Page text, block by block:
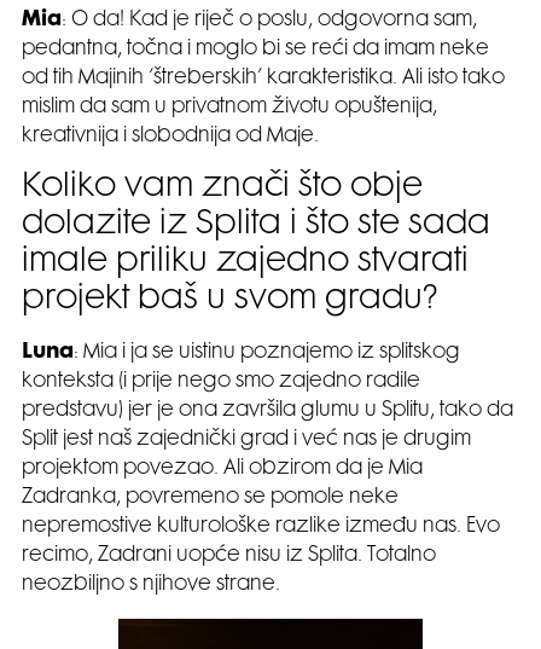
Mia: O da! Kad je riječ o poslu, odgovorna sam,
pedantna, točna i moglo bi se reći da imam neke
od tih Majinih ‘štreberskih’ karakteristika. Ali isto tako
mislim da sam u privatnom životu opuštenija,
kreativnija i slobodnija od Maje.
Koliko vam znači što obje
dolazite iz Splita i što ste sada
imale priliku zajedno stvarati
projekt baš u svom gradu?
Luna: Mia i ja se uistinu poznajemo iz splitskog
konteksta (i prije nego smo zajedno radile
predstavu) jer je ona završila glumu u Splitu, tako da
Split jest naš zajednički grad i već nas je drugim
projektom povezao. Ali obzirom da je Mia
Zadranka, povremeno se pomole neke
nepremostive kulturološke razlike između nas. Evo
recimo, Zadrani uopće nisu iz Splita. Totalno
neozbiljno s njihove strane.